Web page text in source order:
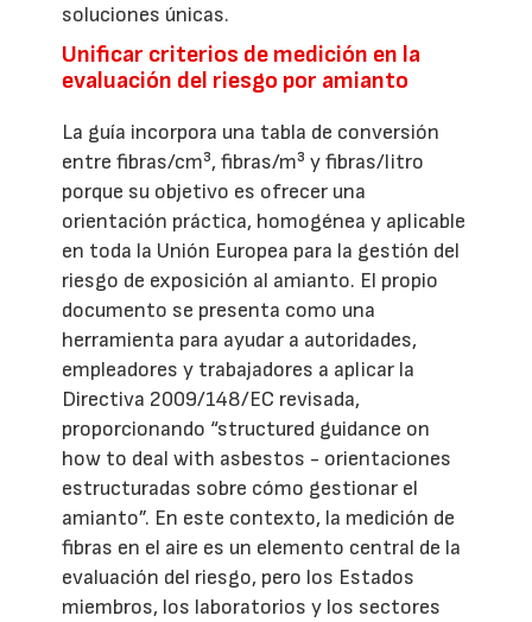
soluciones únicas.
Unificar criterios de medición en la
evaluación del riesgo por amianto
La guía incorpora una tabla de conversión
entre fibras/cm³, fibras/m³ y fibras/litro
porque su objetivo es ofrecer una
orientación práctica, homogénea y aplicable
en toda la Unión Europea para la gestión del
riesgo de exposición al amianto. El propio
documento se presenta como una
herramienta para ayudar a autoridades,
empleadores y trabajadores a aplicar la
Directiva 2009/148/EC revisada,
proporcionando “structured guidance on
how to deal with asbestos - orientaciones
estructuradas sobre cómo gestionar el
amianto”. En este contexto, la medición de
fibras en el aire es un elemento central de la
evaluación del riesgo, pero los Estados
miembros, los laboratorios y los sectores